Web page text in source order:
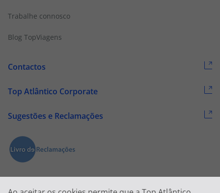
Trabalhe connosco
Blog TopViagens
Contactos
Top Atlântico Corporate
Sugestões e Reclamações